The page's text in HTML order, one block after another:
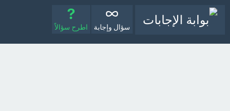
سؤال وإجابة اطرح سؤالاً